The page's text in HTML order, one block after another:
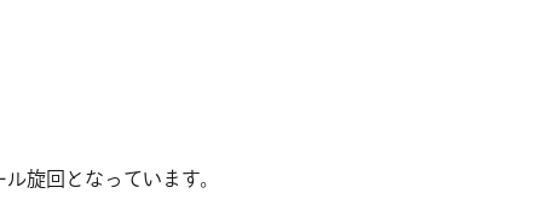
旋回となっています。